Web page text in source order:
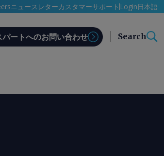
ニュースレターカスタマーサポート Login日本語
パートへのお問い合わせ Search